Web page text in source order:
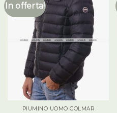
In offerta!
PIUMINO UOMO COLMAR